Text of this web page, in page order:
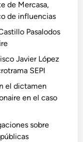
de Mercasa,
de influencias
Pasalodos
Javier López
SEPI
el dictamen
en el caso
sobre